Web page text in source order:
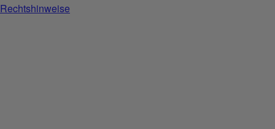
Rechtshinweise